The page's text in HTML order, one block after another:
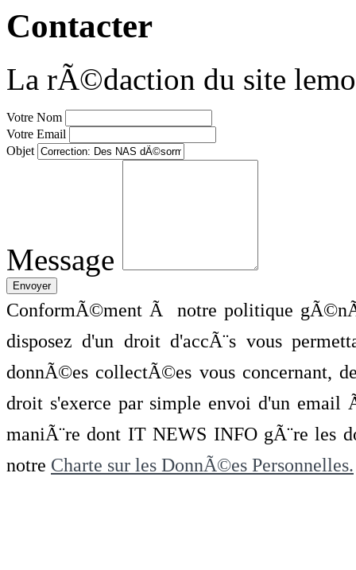
Contacter
La rÃ©daction du site
Votre Nom
Votre Email
Objet
Message
ConformÃ©ment Ã notre politique
disposez d'un droit d'accÃ¨s vous
donnÃ©es collectÃ©es vous concernant,
droit s'exerce par simple envoi d'un
maniÃ¨re dont IT NEWS INFO gÃ¨re les
notre Charte sur les DonnÃ©es Personnelles.